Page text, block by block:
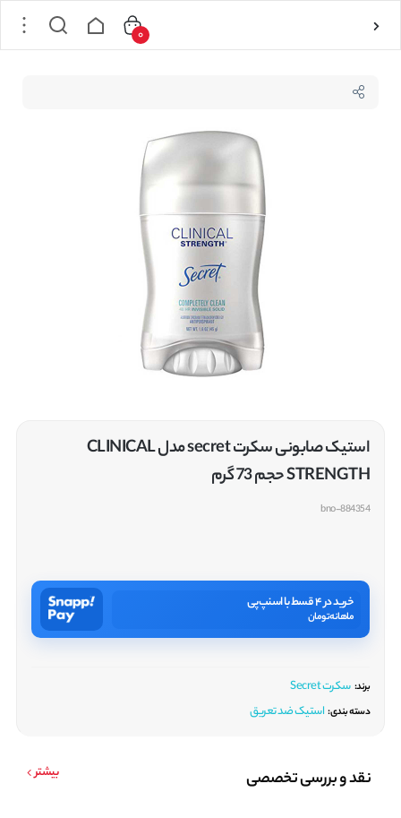
استیک ضد تعریق
0
استیک صابونی سکرت secret مدل CLINICAL
STRENGTH حجم 73 گرم
bno-884354
خرید در ۴ قسط با اسنپ‌پی
ماهانهتومان
برند: سکرت Secret
دسته بندی: استیک ضد تعریق
نقد و بررسی تخصصی بیشتر